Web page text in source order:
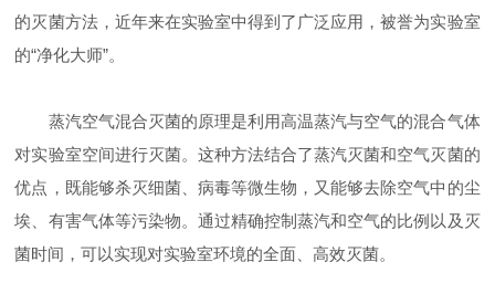
的灭菌方法，近年来在实验室中得到了广泛应用，被誉为实验室
的“净化大师”。
蒸汽空气混合灭菌的原理是利用高温蒸汽与空气的混合气体
对实验室空间进行灭菌。这种方法结合了蒸汽灭菌和空气灭菌的
优点，既能够杀灭细菌、病毒等微生物，又能够去除空气中的尘
埃、有害气体等污染物。通过精确控制蒸汽和空气的比例以及灭
菌时间，可以实现对实验室环境的全面、高效灭菌。